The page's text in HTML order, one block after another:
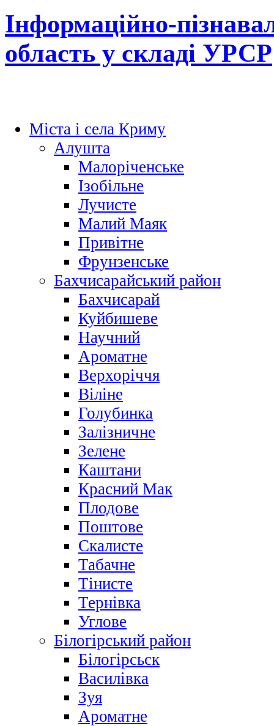
Інформаційно-
область у складі УРСР
Міста і села Криму
Алушта
Малоріченське
Ізобільне
Лучисте
Малий Маяк
Привітне
Фрунзенське
Бахчисарайський район
Бахчисарай
Куйбишеве
Научний
Ароматне
Верхоріччя
Віліне
Голубинка
Залізничне
Зелене
Каштани
Красний Мак
Плодове
Поштове
Скалисте
Табачне
Тінисте
Тернівка
Углове
Білогірський район
Білогірсьск
Василівка
Зуя
Ароматне